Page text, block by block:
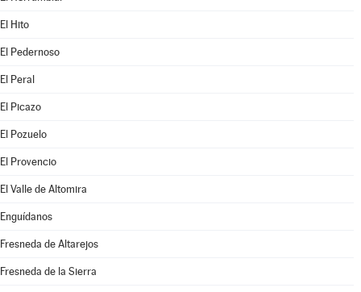
El Hito
El Pedernoso
El Peral
El Picazo
El Pozuelo
El Provencio
El Valle de Altomira
Enguídanos
Fresneda de Altarejos
Fresneda de la Sierra